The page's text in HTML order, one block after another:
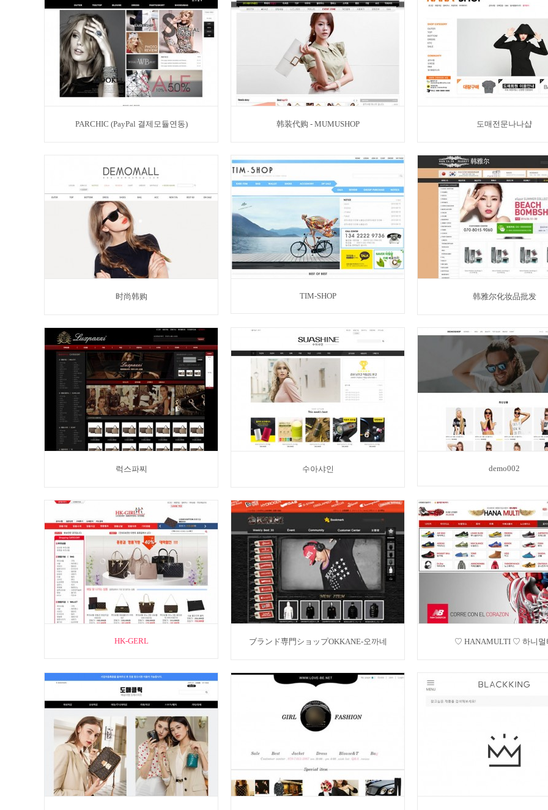
PARCHIC (PayPal 결제모듈연동) 韩装代购 - MUMUSHOP 도매전문나나샵
时尚韩购 TIM-SHOP 韩雅尔化妆品批发
럭스파찌 수아샤인 demo002
HK-GERL ブランド専門ショップOKKANE-오까네 ♡ HANAMULTI ♡ 하니멀